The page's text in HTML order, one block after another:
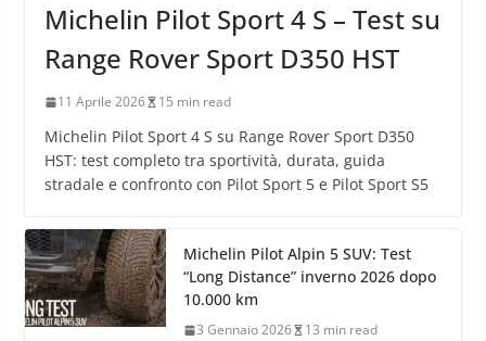
Michelin Pilot Sport 4 S – Test su
Range Rover Sport D350 HST
11 Aprile 2026 15 min read
Michelin Pilot Sport 4 S su Range Rover Sport D350
HST: test completo tra sportività, durata, guida
stradale e confronto con Pilot Sport 5 e Pilot Sport S5
Michelin Pilot Alpin 5 SUV: Test
“Long Distance” inverno 2026 dopo
10.000 km
3 Gennaio 2026 13 min read